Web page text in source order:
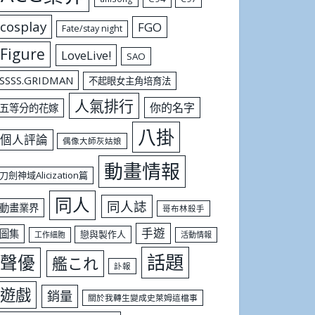
cosplay Fate/stay night FGO
Figure LoveLive! SAO
SSSS.GRIDMAN 不起眼女主角培育法
五等分的花嫁 人氣排行 你的名字
個人評論 偶像大師灰姑娘 八掛
刀劍神域Alicization篇 動畫情報
動畫業界 同人 同人誌 哥布林殺手
圖集 工作細胞 戀與製作人 手遊 活動情報
聲優 艦これ 訃報 話題
遊戲 銷量 關於我轉生變成史萊姆這檔事